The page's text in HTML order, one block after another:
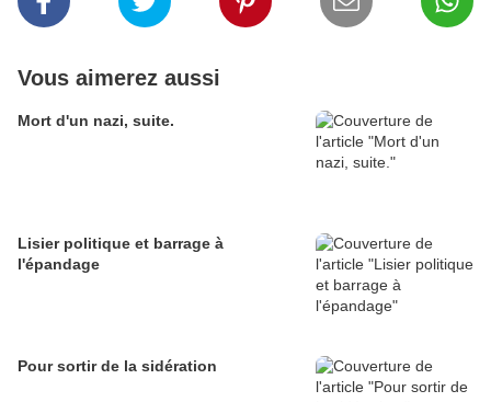
Vous aimerez aussi
Mort d'un nazi, suite.
Lisier politique et barrage à
l'épandage
Pour sortir de la sidération